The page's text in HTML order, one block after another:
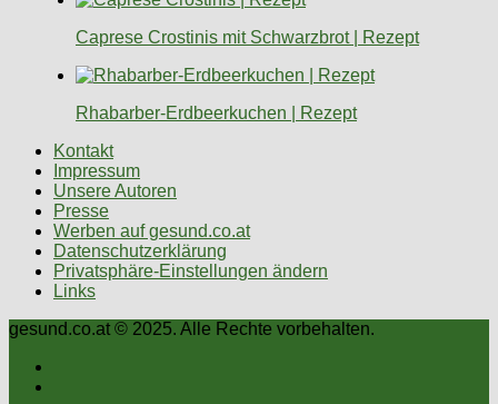
Caprese Crostinis mit Schwarzbrot | Rezept
Rhabarber-Erdbeerkuchen | Rezept
Kontakt
Impressum
Unsere Autoren
Presse
Werben auf gesund.co.at
Datenschutzerklärung
Privatsphäre-Einstellungen ändern
Links
gesund.co.at © 2025. Alle Rechte vorbehalten.